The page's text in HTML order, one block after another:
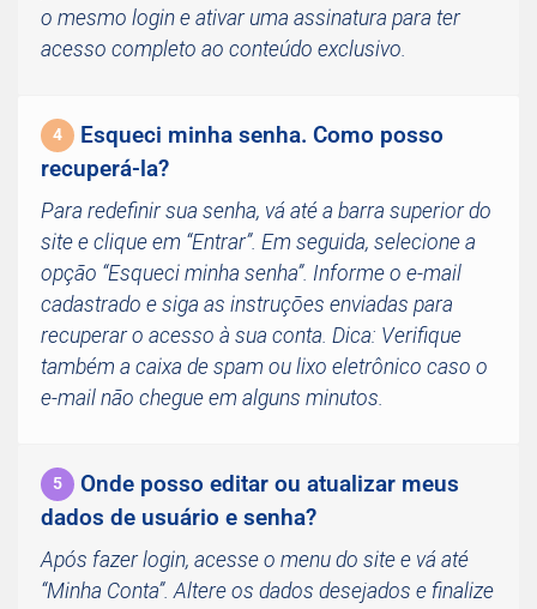
o mesmo login e ativar uma assinatura para ter
acesso completo ao conteúdo exclusivo.
4
Esqueci minha senha. Como posso
recuperá-la?
Para redefinir sua senha, vá até a barra superior do
site e clique em “Entrar”. Em seguida, selecione a
opção “Esqueci minha senha”. Informe o e-mail
cadastrado e siga as instruções enviadas para
recuperar o acesso à sua conta. Dica: Verifique
também a caixa de spam ou lixo eletrônico caso o
e-mail não chegue em alguns minutos.
5
Onde posso editar ou atualizar meus
dados de usuário e senha?
Após fazer login, acesse o menu do site e vá até
“Minha Conta”. Altere os dados desejados e finalize